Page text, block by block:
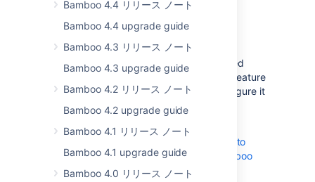
Bamboo 4.4 リリース ノート
Bamboo 4.4 upgrade guide
Bamboo 4.3 リリース ノート
Bamboo 4.3 upgrade guide
Bamboo 4.2 リリース ノート
Bamboo 4.2 upgrade guide
Bamboo 4.1 リリース ノート
Bamboo 4.1 upgrade guide
Bamboo 4.0 リリース ノート
repositories
DATA CENTER
Bamboo can now detect pull requests
originating from directly cloned and forked
GitHub repositories. You can enable this feature
from the plan configuration page or configure it
with Bamboo Specs.
Learn more about
how to
configure new branch handling with Bamboo
Specs.